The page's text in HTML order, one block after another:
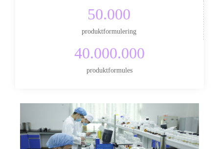
50.000
produktformulering
40.000.000
produktformules